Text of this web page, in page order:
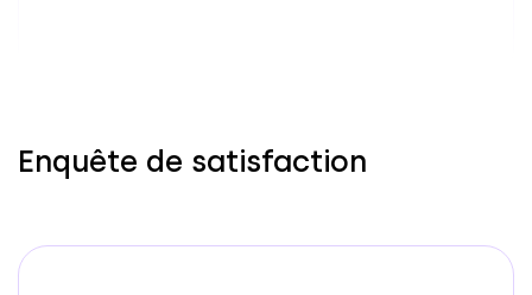
Enquête de satisfaction